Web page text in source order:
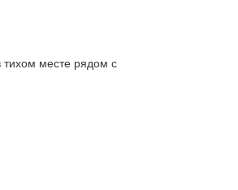
месте рядом с